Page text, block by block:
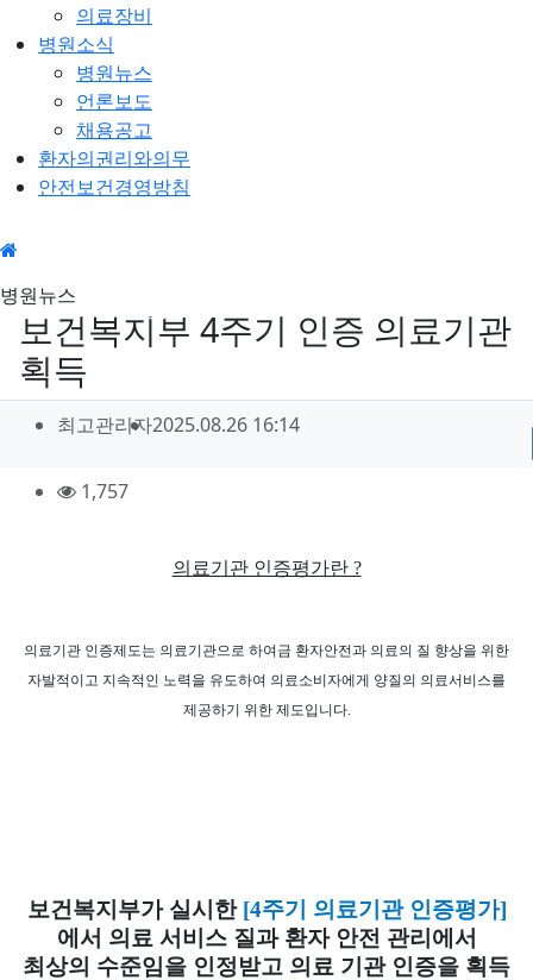
의료장비
병원소식
병원뉴스
언론보도
채용공고
환자의권리와의무
안전보건경영방침
식 스
병원뉴스
보건복지부 4주기 인증 의료기관
획득
작
자
최고관리자작
작
2025.08.26 16:14
컨
1,757조
의료기관 인증평가란 ?
​의료기관 인증제도는 의료기관으로 하여금 환자안전과 의료의 질 향상을 위한
자발적이고 지속적인 노력을 유도하여 의료소비자에게 양질의 의료서비스를
제공하기 위한 제도입니다.
보건복지부가 실시한 [4주기 의료기관 인증평가]
에서 의료 서비스 질과 환자 안전 관리에서
최상의 수준임을 인정받고 의료 기관 인증을 획득